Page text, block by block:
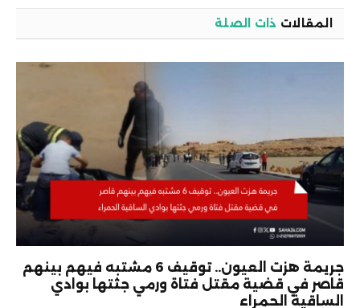
المقالات ذات الصلة
جريمة هزت العيون.. توقيف 6 مشتبه فيهم بينهم
قاصر في قضية مقتل فتاة ورمي جثتها بوادي
الساقية الحمراء